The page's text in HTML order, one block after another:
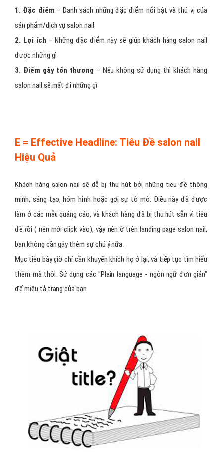
1. Đặc điểm – Danh sách những đặc điểm nổi bật và thú vị của
sản phẩm/dịch vụ salon nail
2. Lợi ích – Những đặc điểm này sẽ giúp khách hàng salon nail
được những gì
3. Điểm gây tổn thương – Nếu không sử dụng thì khách hàng
salon nail sẽ mất đi những gì
E = Effective Headline: Tiêu Đề salon nail
Hiệu Quả
Khách hàng salon nail sẽ dễ bị thu hút bởi những tiêu đề thông
minh, sáng tạo, hóm hỉnh hoặc gợi sự tò mò. Điều này đã được
làm ở các mẫu quảng cáo, và khách hàng đã bị thu hút sẵn vì tiêu
đề rồi ( nên mới click vào), vậy nên ở trên landing page salon nail,
bạn không cần gây thêm sự chú ý nữa.
Mục tiêu bây giờ chỉ cần khuyến khích họ ở lại, và tiếp tục tìm hiểu
thêm mà thôi. Sử dụng các "Plain language - ngôn ngữ đơn giản"
để miêu tả trang của bạn